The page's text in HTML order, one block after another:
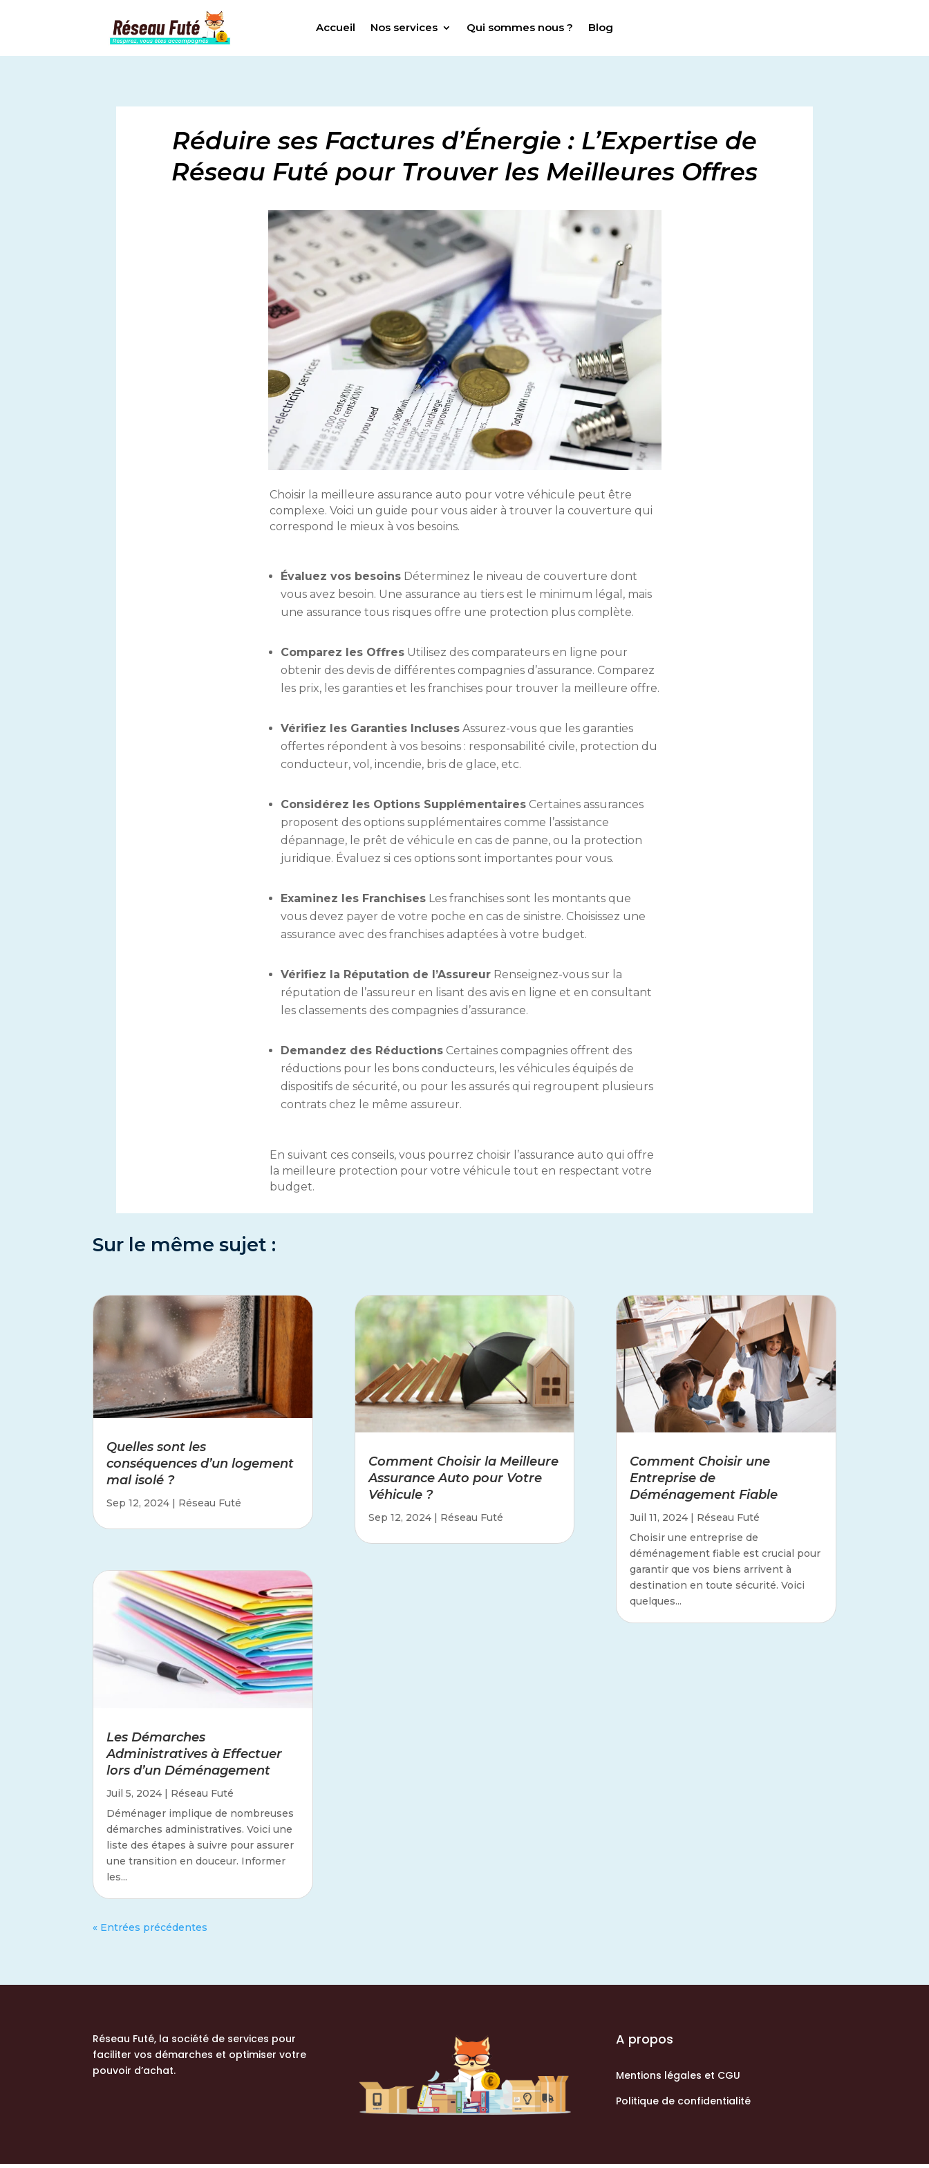
Accueil Nos services Qui sommes nous ? Blog
Réduire ses Factures d’Énergie : L’Expertise de
Réseau Futé pour Trouver les Meilleures Offres
Choisir la meilleure assurance auto pour votre véhicule peut être
complexe. Voici un guide pour vous aider à trouver la couverture qui
correspond le mieux à vos besoins.
Évaluez vos besoinsDéterminez le niveau de couverture dont
vous avez besoin. Une assurance au tiers est le minimum légal, mais
une assurance tous risques offre une protection plus complète.
Comparez les OffresUtilisez des comparateurs en ligne pour
obtenir des devis de différentes compagnies d’assurance. Comparez
les prix, les garanties et les franchises pour trouver la meilleure offre.
Vérifiez les Garanties InclusesAssurez-vous que les garanties
offertes répondent à vos besoins : responsabilité civile, protection du
conducteur, vol, incendie, bris de glace, etc.
Considérez les Options SupplémentairesCertaines assurances
proposent des options supplémentaires comme l’assistance
dépannage, le prêt de véhicule en cas de panne, ou la protection
juridique. Évaluez si ces options sont importantes pour vous.
Examinez les FranchisesLes franchises sont les montants que
vous devez payer de votre poche en cas de sinistre. Choisissez une
assurance avec des franchises adaptées à votre budget.
Vérifiez la Réputation de l’AssureurRenseignez-vous sur la
réputation de l’assureur en lisant des avis en ligne et en consultant
les classements des compagnies d’assurance.
Demandez des RéductionsCertaines compagnies offrent des
réductions pour les bons conducteurs, les véhicules équipés de
dispositifs de sécurité, ou pour les assurés qui regroupent plusieurs
contrats chez le même assureur.
En suivant ces conseils, vous pourrez choisir l’assurance auto qui offre
la meilleure protection pour votre véhicule tout en respectant votre
budget.
Sur le même sujet :
Quelles sont les
conséquences d’un logement
mal isolé ?
Sep 12, 2024 | Réseau Futé
Les Démarches
Administratives à Effectuer
lors d’un Déménagement
Juil 5, 2024 | Réseau Futé
Déménager implique de nombreuses
démarches administratives. Voici une
liste des étapes à suivre pour assurer
une transition en douceur. Informer
les...
Comment Choisir la Meilleure
Assurance Auto pour Votre
Véhicule ?
Sep 12, 2024| Réseau Futé
Comment Choisir une
Entreprise de
Déménagement Fiable
Juil 11, 2024| Réseau Futé
Choisir une entreprise de
déménagement fiable est crucial pour
garantir que vos biens arrivent à
destination en toute sécurité. Voici
quelques...
« Entrées précédentes
Réseau Futé, la société de services pour
faciliter vos démarches et optimiser votre
pouvoir d’achat.
A propos
Mentions légales et CGU
Politique de confidentialité